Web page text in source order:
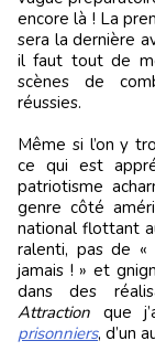
encore là ! La
sera la dernière
il faut tout de
scènes de
réussies.
Même si l’on y
ce qui est
patriotisme
genre côté
national flottant
ralenti, pas de «
jamais ! » et
dans des
Attraction que
prisonniers, d’un